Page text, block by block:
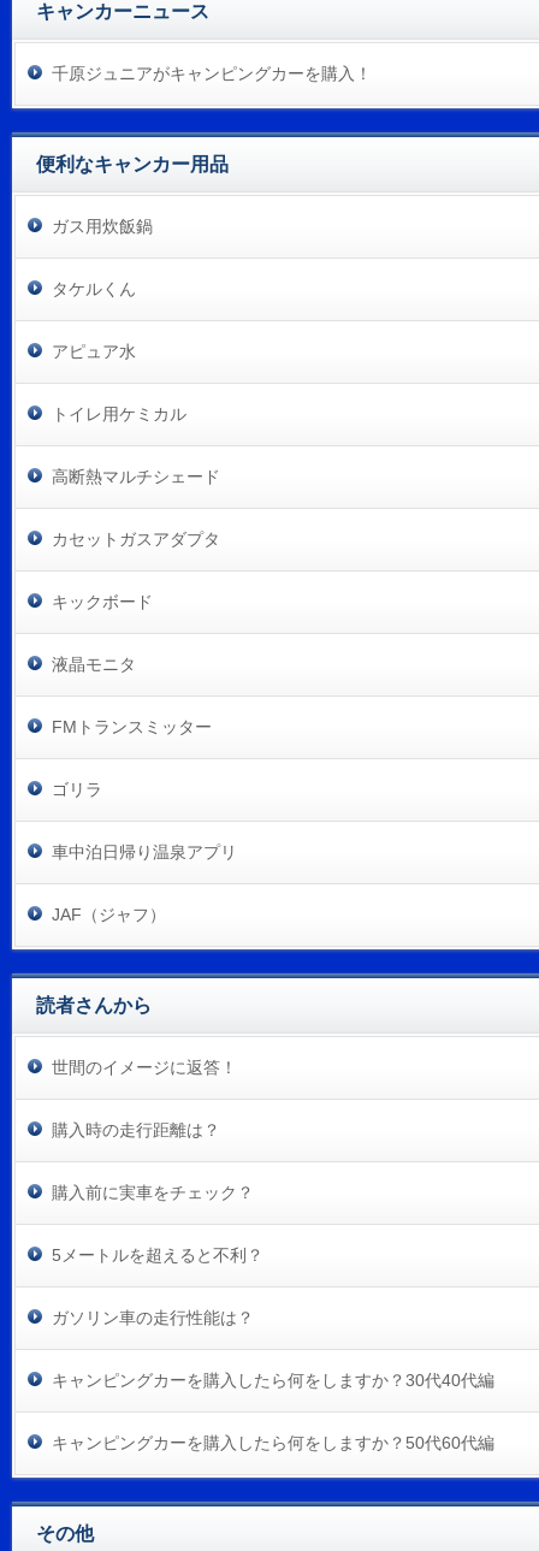
キャンカーニュース
千原ジュニアがキャンピングカーを購入！
便利なキャンカー用品
ガス用炊飯鍋
タケルくん
アピュア水
トイレ用ケミカル
高断熱マルチシェード
カセットガスアダプタ
キックボード
液晶モニタ
FMトランスミッター
ゴリラ
車中泊日帰り温泉アプリ
JAF（ジャフ）
読者さんから
世間のイメージに返答！
購入時の走行距離は？
購入前に実車をチェック？
5メートルを超えると不利？
ガソリン車の走行性能は？
キャンピングカーを購入したら何をしますか？30代40代編
キャンピングカーを購入したら何をしますか？50代60代編
その他